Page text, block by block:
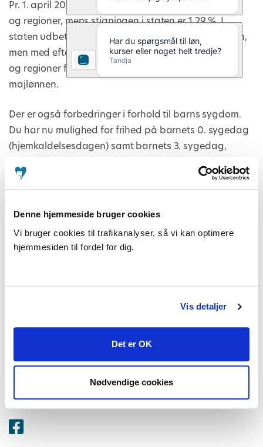
Denne hjemmeside bruger cookies
Vi bruger cookies til trafikanalyser, så vi kan optimere
hjemmesiden til fordel for dig.
Vis detaljer
Det er OK
Nødvendige cookies
Pr. 1. april 2026 stiger lønnen med 2,4 % i kommuner
og regioner, mens stigningen i staten er 1,29 %. I
staten udbetales lønstigningen først med junilønnen,
men med efterbetaling for april og maj. I kommuner
og regioner forventes reguleringen at indgå i
majlønnen.
Der er også forbedringer i forhold til barns sygdom.
Du har nu mulighed for frihed på barnets 0. sygedag
(hjemkaldelsesdagen) samt barnets 3. sygedag,
For medarbejdere, der er blevet forældre den 1. april
forældrene.
Bliver du beordret til at arbejde ud over din normale
arbejdstid, vil timerne ikke længere blive afregnet som
Del denne side